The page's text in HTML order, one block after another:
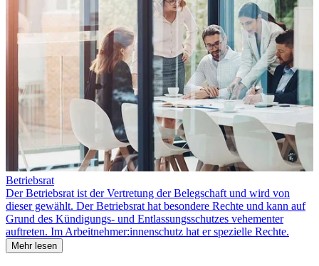
Betriebsrat
Der Betriebsrat ist der Vertretung der Belegschaft und wird von
dieser gewählt. Der Betriebsrat hat besondere Rechte und kann auf
Grund des Kündigungs- und Entlassungsschutzes vehementer
auftreten. Im Arbeitnehmer:innenschutz hat er spezielle Rechte.
Mehr lesen